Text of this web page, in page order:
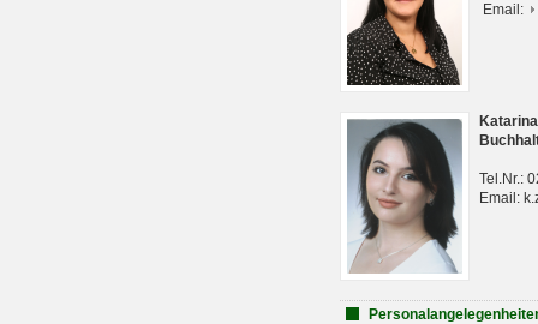
Email:
Tel.Nr.:
Email: